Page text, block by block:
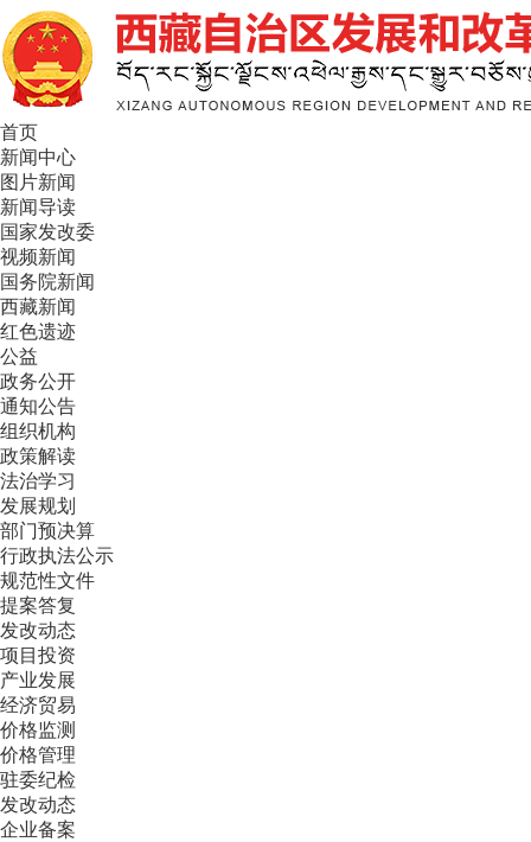
首页
新闻中心
图片新闻
新闻导读
国家发改委
视频新闻
国务院新闻
西藏新闻
红色遗迹
公益
政务公开
通知公告
组织机构
政策解读
法治学习
发展规划
部门预决算
行政执法公示
规范性文件
提案答复
发改动态
项目投资
产业发展
经济贸易
价格监测
价格管理
驻委纪检
发改动态
企业备案